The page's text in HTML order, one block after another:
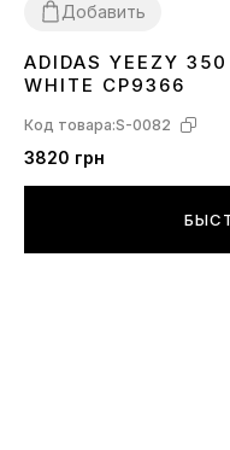
Добавить
36 3738 39 404142 4445
ADIDAS YEEZY
WHITE CP9366
Код товара:S-0082
3820 грн